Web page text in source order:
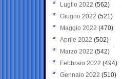
Luglio 2022 (562)
Giugno 2022 (521)
Maggio 2022 (470)
Aprile 2022 (502)
Marzo 2022 (542)
Febbraio 2022 (494)
Gennaio 2022 (510)